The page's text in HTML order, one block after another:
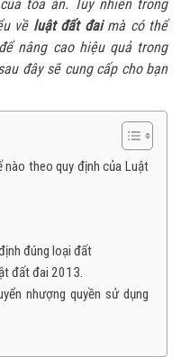
tòa án. Tuy nhiên trong
về luật đất đaimà có thể
nâng cao hiệu quả trong
đây sẽ cung cấp cho bạn
theo quy định của Luật
đúng loại đất
đất đai 2013.
nhượng quyền sử dụng